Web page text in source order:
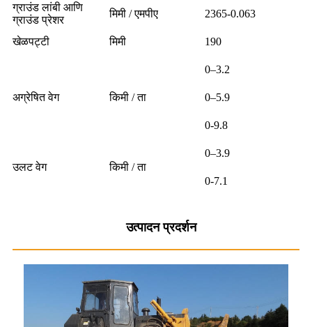
ग्राउंड लांबी आणि
ग्राउंड प्रेशर
मिमी / एमपीए 2365-0.063
खेळपट्टी मिमी 190
अग्रेषित वेग किमी / ता
0–3.2
0–5.9
0-9.8
उलट वेग किमी / ता
0–3.9
0-7.1
उत्पादन प्रदर्शन